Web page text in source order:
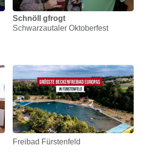
Schnöll gfrogt
Schwarzautaler Oktoberfest
Freibad Fürstenfeld